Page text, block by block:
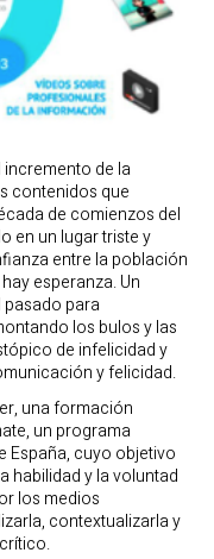
de la
contenidos que
de comienzos del
en un lugar triste y
entre la población
esperanza. Un
para
los bulos y las
de infelicidad y
y felicidad.
una formación
un programa
España, cuyo objetivo
habilidad y la voluntad
los medios
contextualizarla y